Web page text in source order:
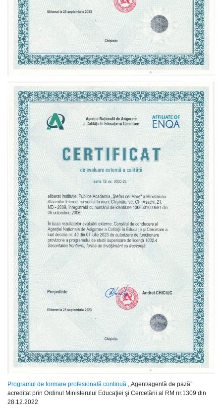
Programul de formare profesională continuă ,,Agent/agentă de pază”
acreditat prin Ordinul Ministerului Educaţiei şi Cercetării al RM nr.1309 din
28.12.2022